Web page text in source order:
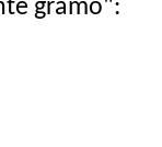
gramo":